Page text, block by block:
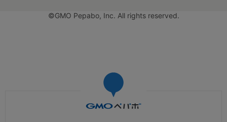
©GMO Pepabo, Inc. All rights reserved.